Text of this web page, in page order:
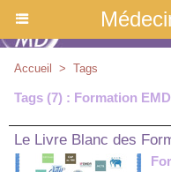
Accueil > Tags
Tags (7) : Formation
Le Livre Blanc des